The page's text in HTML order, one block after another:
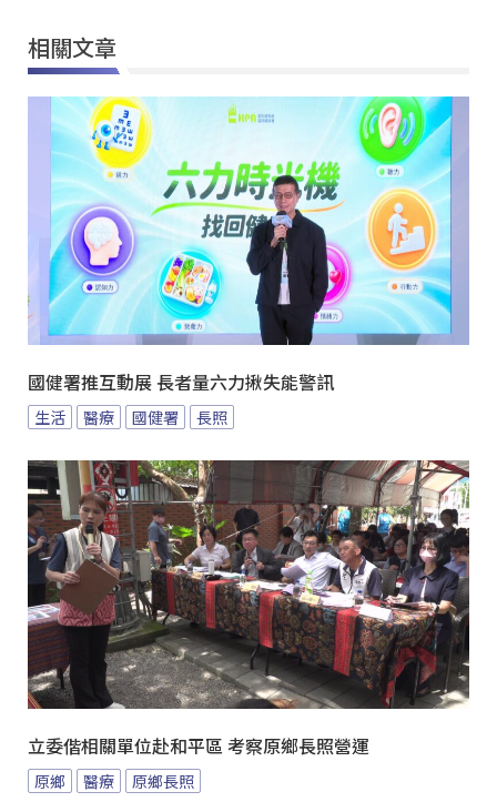
相關文章
國健署推互動展 長者量六力揪失能警訊
生活 醫療 國健署 長照
立委偕相關單位赴和平區 考察原鄉長照營運
原鄉 醫療 原鄉長照